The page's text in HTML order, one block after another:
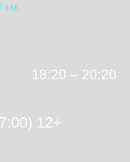
зал
18:20 – 20:20
12+